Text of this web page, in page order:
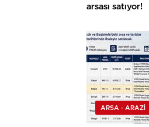
arsası satıyor!
ARSA - ARAZİ